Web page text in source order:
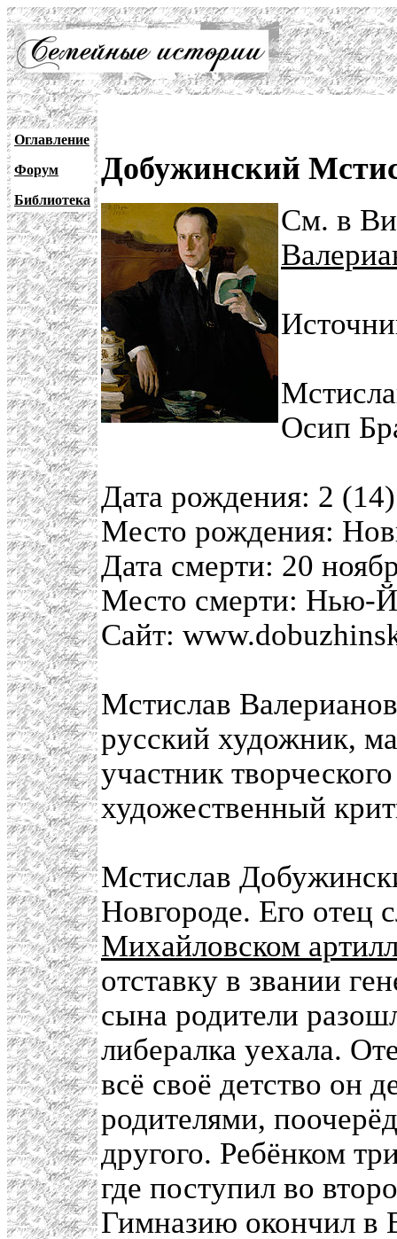
Оглавление
Форум
Библиотека
Добужинский
См. в
Осип
Дата рождения: 2
Место рождения:
Дата смерти: 20
Место смерти: Нью-
Сайт:
Мстислав
русский художник,
участник
художественный
Мстислав
Новгороде. Его отец
Михайловском
отставку в звании
сына родители
либералка уехала.
всё своё детство он
родителями,
другого. Ребёнком
где поступил во
Гимназию окончил в